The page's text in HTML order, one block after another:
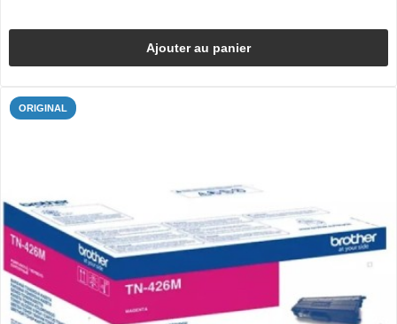
Ajouter au panier
ORIGINAL